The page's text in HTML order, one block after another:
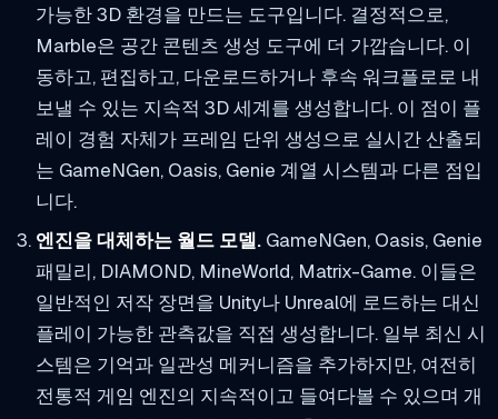
가능한 3D 환경을 만드는 도구입니다. 결정적으로,
Marble은 공간 콘텐츠 생성 도구에 더 가깝습니다. 이
동하고, 편집하고, 다운로드하거나 후속 워크플로로 내
보낼 수 있는 지속적 3D 세계를 생성합니다. 이 점이 플
레이 경험 자체가 프레임 단위 생성으로 실시간 산출되
는 GameNGen, Oasis, Genie 계열 시스템과 다른 점입
니다.
엔진을 대체하는 월드 모델.GameNGen, Oasis, Genie
패밀리, DIAMOND, MineWorld, Matrix-Game. 이들은
일반적인 저작 장면을 Unity나 Unreal에 로드하는 대신
플레이 가능한 관측값을 직접 생성합니다. 일부 최신 시
스템은 기억과 일관성 메커니즘을 추가하지만, 여전히
전통적 게임 엔진의 지속적이고 들여다볼 수 있으며 개